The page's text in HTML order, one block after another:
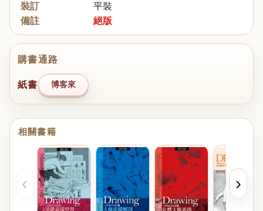
裝訂
平裝
備註
絕版
購書通路
紙書 博客來
相關書籍
‹ ›